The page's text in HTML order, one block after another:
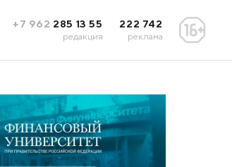
+7 962 285 13 55
редакция
222 742
реклама